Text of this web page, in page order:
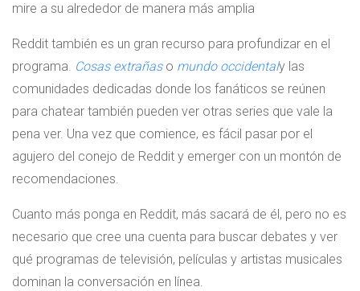
mire a su alrededor de manera más amplia
Reddit también es un gran recurso para profundizar en el
programa. Cosas extrañaso mundo occidentaly las
comunidades dedicadas donde los fanáticos se reúnen
para chatear también pueden ver otras series que vale la
pena ver. Una vez que comience, es fácil pasar por el
agujero del conejo de Reddit y emerger con un montón de
recomendaciones.
Cuanto más ponga en Reddit, más sacará de él, pero no es
necesario que cree una cuenta para buscar debates y ver
qué programas de televisión, películas y artistas musicales
dominan la conversación en línea.